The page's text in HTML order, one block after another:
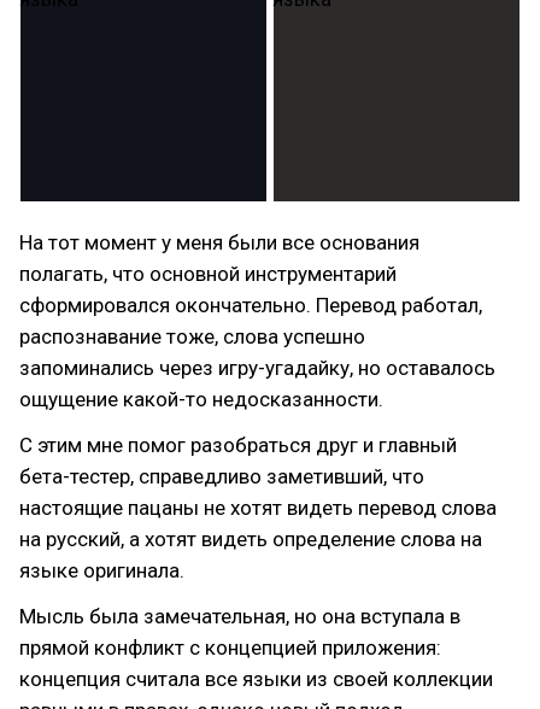
На тот момент у меня были все основания
полагать, что основной инструментарий
сформировался окончательно. Перевод работал,
распознавание тоже, слова успешно
запоминались через игру-угадайку, но оставалось
ощущение какой-то недосказанности.
С этим мне помог разобраться друг и главный
бета-тестер, справедливо заметивший, что
настоящие пацаны не хотят видеть перевод слова
на русский, а хотят видеть определение слова на
языке оригинала.
Мысль была замечательная, но она вступала в
прямой конфликт с концепцией приложения:
концепция считала все языки из своей коллекции